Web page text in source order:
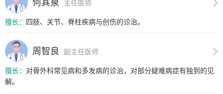
何其泉 主任医师
擅长： 四肢、关节、脊柱疾病与创伤的诊治。
周智良 副主任医师
擅长： 对骨外科常见病和多发病的诊治，对部分疑难病症有独到的见
解。